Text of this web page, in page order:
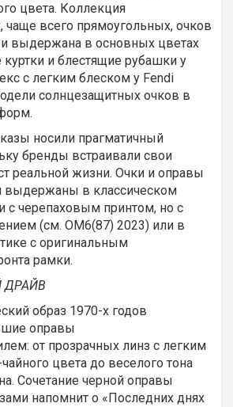
цвета. Коллекция
чаще всего прямоугольных, очков
и выдержана в основных цветах
и блестящие рубашки у
с легким блеском у Fendi
солнцезащитных очков в
носили прагматичный
бренды встраивали свои
реальной жизни. Очки и оправы
выдержаны в классическом
с черепаховым принтом, но с
(см. ОМ6(87) 2023) или в
с оригинальным
рамки.
ДРАЙВ
образ 1970-х годов
оправы
от прозрачных линз с легким
цвета до веселого тона
Сочетание черной оправы
напомнит о «Последних днях